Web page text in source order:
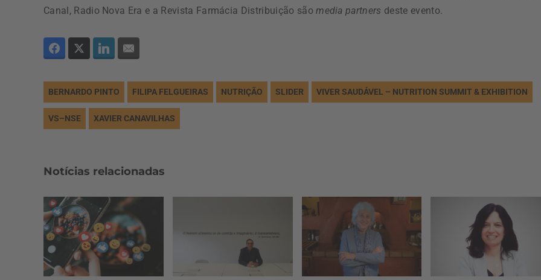
Canal, Radio Nova Era e a Revista Farmácia Distribuição sãomedia partners deste evento.
BERNARDO PINTO FILIPA FELGUEIRAS NUTRIÇÃO SLIDER VIVER SAUDÁVEL – NUTRITION SUMMIT & EXHIBITION
VS–NSE XAVIER CANAVILHAS
Notícias relacionadas